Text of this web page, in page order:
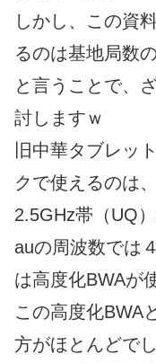
しかし、この資
るのは基地局数の
と言うことで、
討しますｗ
旧中華タブレッ
クで使えるのは
2.5GHz帯（UQ
auの周波数では
は高度化BWAが
この高度化BWA
方がほとんどでし